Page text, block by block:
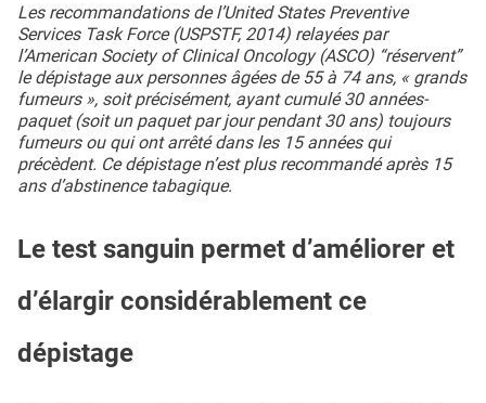
Les recommandations de l’United States Preventive
Services Task Force (USPSTF, 2014) relayées par
l’American Society of Clinical Oncology (ASCO) “réservent”
le dépistage aux personnes âgées de 55 à 74 ans, « grands
fumeurs », soit précisément, ayant cumulé 30 années-
paquet (soit un paquet par jour pendant 30 ans) toujours
fumeurs ou qui ont arrêté dans les 15 années qui
précèdent. Ce dépistage n’est plus recommandé après 15
ans d’abstinence tabagique.
Le test sanguin permet d’améliorer et
d’élargir considérablement ce
dépistage